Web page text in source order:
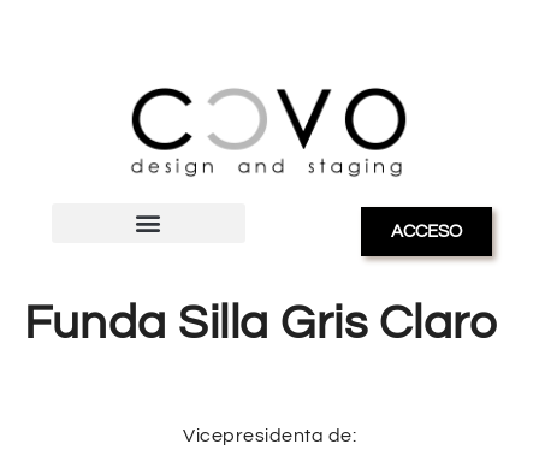
ACCESO
Funda Silla Gris Claro
Vicepresidenta de: